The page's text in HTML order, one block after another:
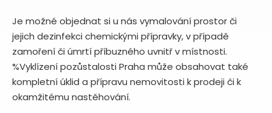
Je možné objednat si u nás vymalování prostor či
jejich dezinfekci chemickými přípravky, v případě
zamoření či úmrtí příbuzného uvnitř v místnosti.
%Vyklízení pozůstalosti Praha může obsahovat také
kompletní úklid a přípravu nemovitosti k prodeji či k
okamžitému nastěhování.